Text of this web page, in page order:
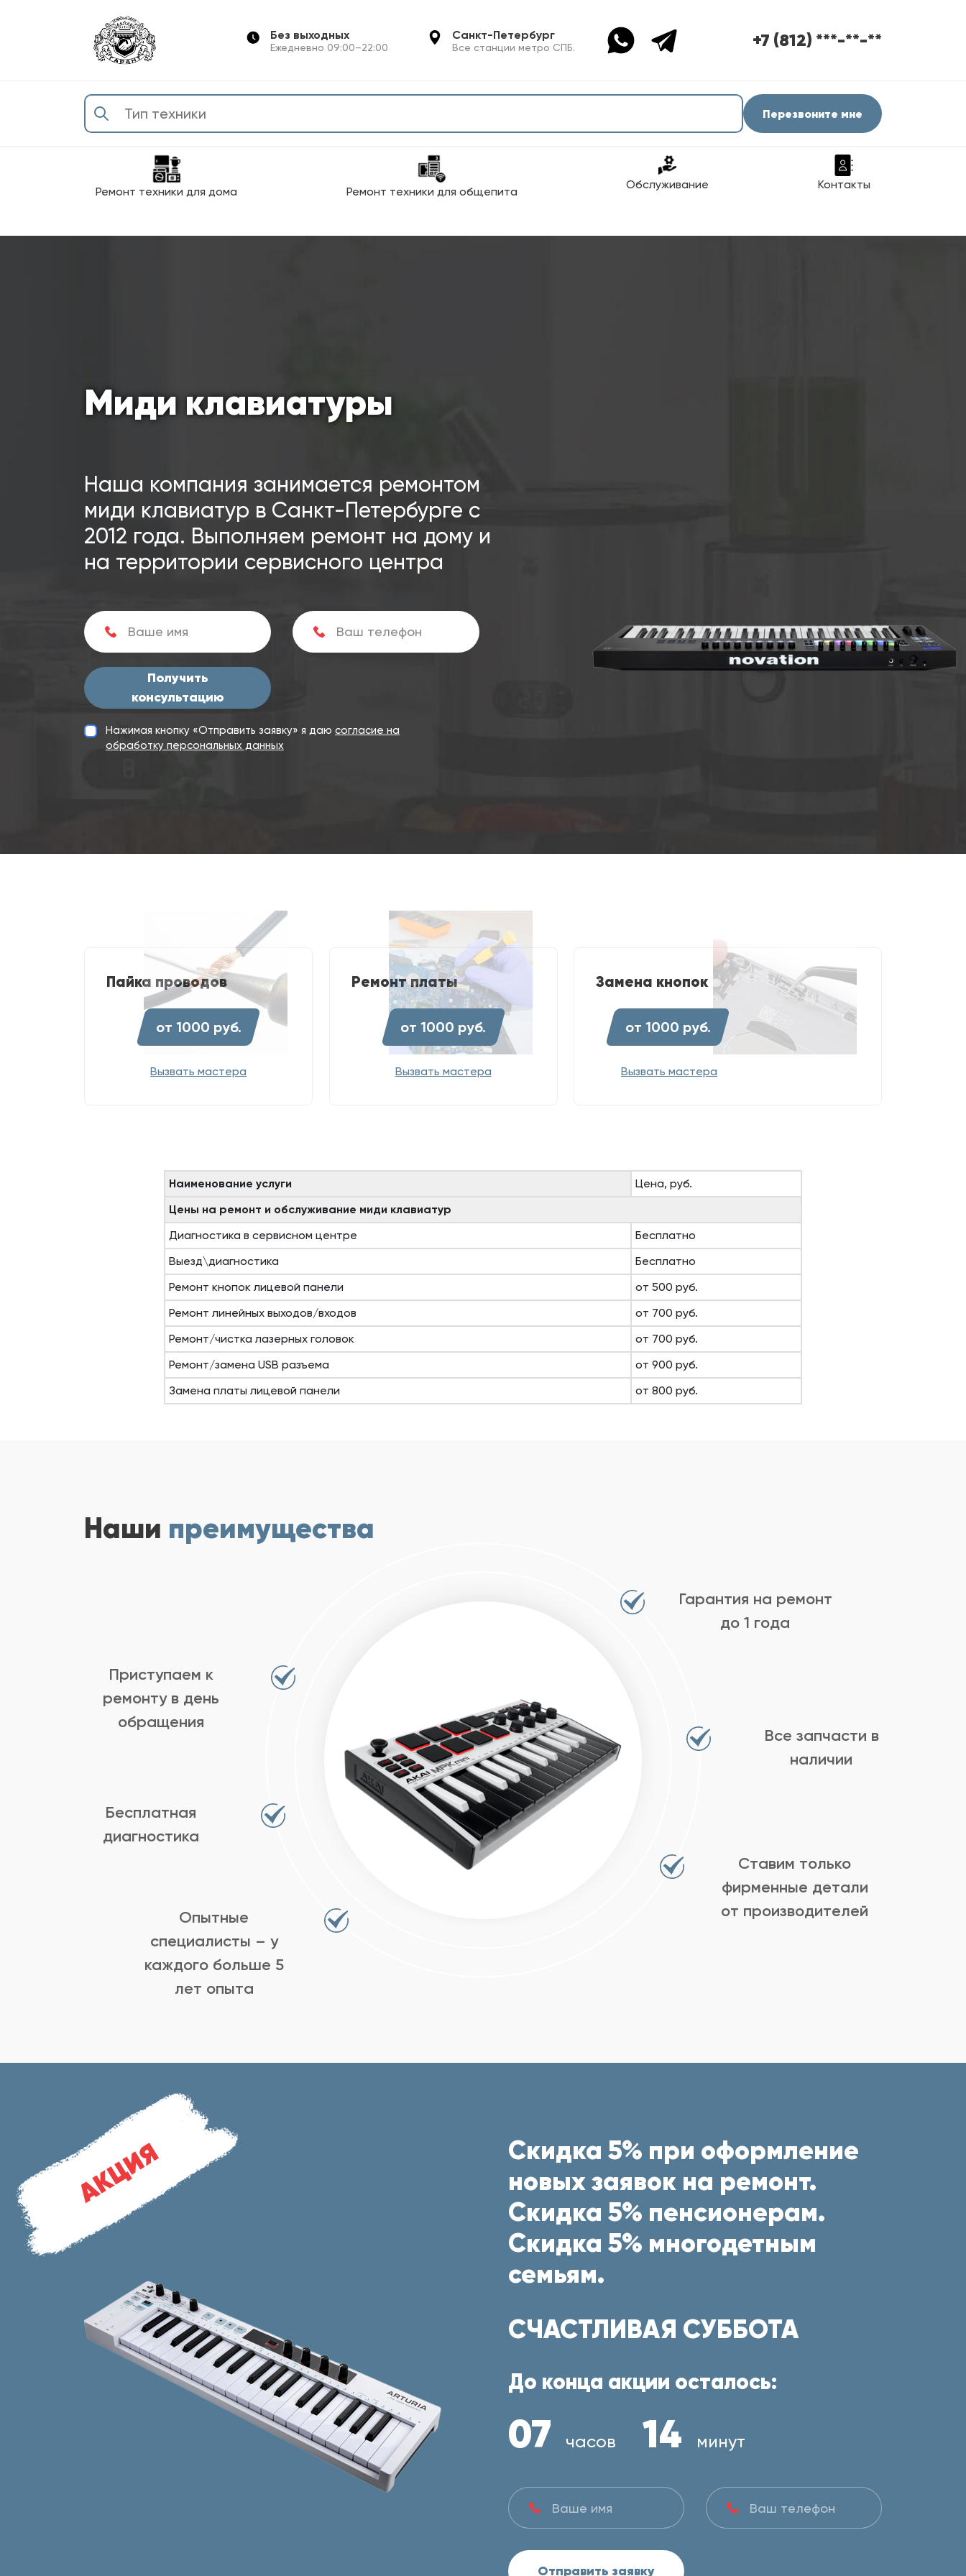
Без выходных
Ежедневно 09:00–22:00
Санкт-Петербург
Все станции метро СПБ. +7 (812) ***-**-**
Перезвоните мне
Ремонт техники для дома Ремонт техники для общепита
Обслуживание Контакты
Миди клавиатуры
Наша компания занимается ремонтом
миди клавиатур в Санкт-Петербурге с
2012 года. Выполняем ремонт на дому и
на территории сервисного центра
Получить
консультацию
Нажимая кнопку «Отправить заявку» я даю согласие на
обработку персональных данных
Пайка проводов
от 1000 руб.
Вызвать мастера
Ремонт платы
от 1000 руб.
Вызвать мастера
Замена кнопок
от 1000 руб.
Вызвать мастера
Наименование услуги
Цена, руб.
Цены на ремонт и обслуживание миди клавиатур
Диагностика в сервисном центре
Бесплатно
Выезд\диагностика
Бесплатно
Ремонт кнопок лицевой панели
от 500 руб.
Ремонт линейных выходов/входов
от 700 руб.
Ремонт/чистка лазерных головок
от 700 руб.
Ремонт/замена USB разъема
от 900 руб.
Замена платы лицевой панели
от 800 руб.
Наши преимущества
Приступаем к
ремонту в день
обращения
Гарантия на ремонт
до 1 года
Бесплатная
диагностика
Все запчасти в
наличии
Опытные
специалисты – у
каждого больше 5
лет опыта
Ставим только
фирменные детали
от производителей
Скидка 5% при оформление
новых заявок на ремонт.
Скидка 5% пенсионерам.
Скидка 5% многодетным
семьям.
СЧАСТЛИВАЯ СУББОТА
До конца акции осталось:
07 часов 14 минут
Отправить заявку